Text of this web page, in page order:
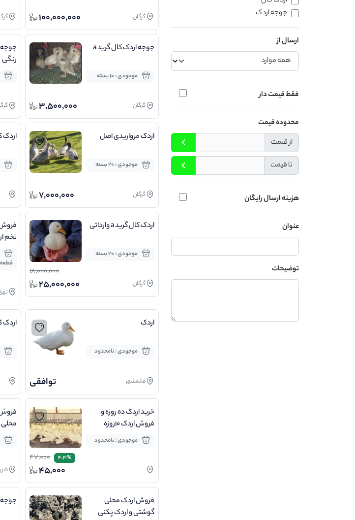
جوجه اردک
ارسال از
فقط قیمت دار
محدوده قیمت
از قیمت
تا قیمت
هزینه ارسال رایگان
عنوان
توضیحات
گرگان 100,000,000
جوجه اردک کال گرید a
موجودی : 10 بسته
گرگان 3,500,000
جوجه
رنگی
اردک مرواریدی اصل
موجودی : 20 بسته
گرگان 7,000,000
اردک
اردک کال گرید a وارداتی
موجودی : 20 بسته
18,000,000
گرگان 25,000,000
تخم
اردک
موجودی : نامحدود
قائمشهر توافقی
اردک
خرید اردک ده روزه و
فروش اردک 10روزه
گوشتیموجودی : نامحدود
4.3%
47,000
45,000
فروش
محلی
فروش اردک محلی
گوشتی و اردک پکنی
جوجه